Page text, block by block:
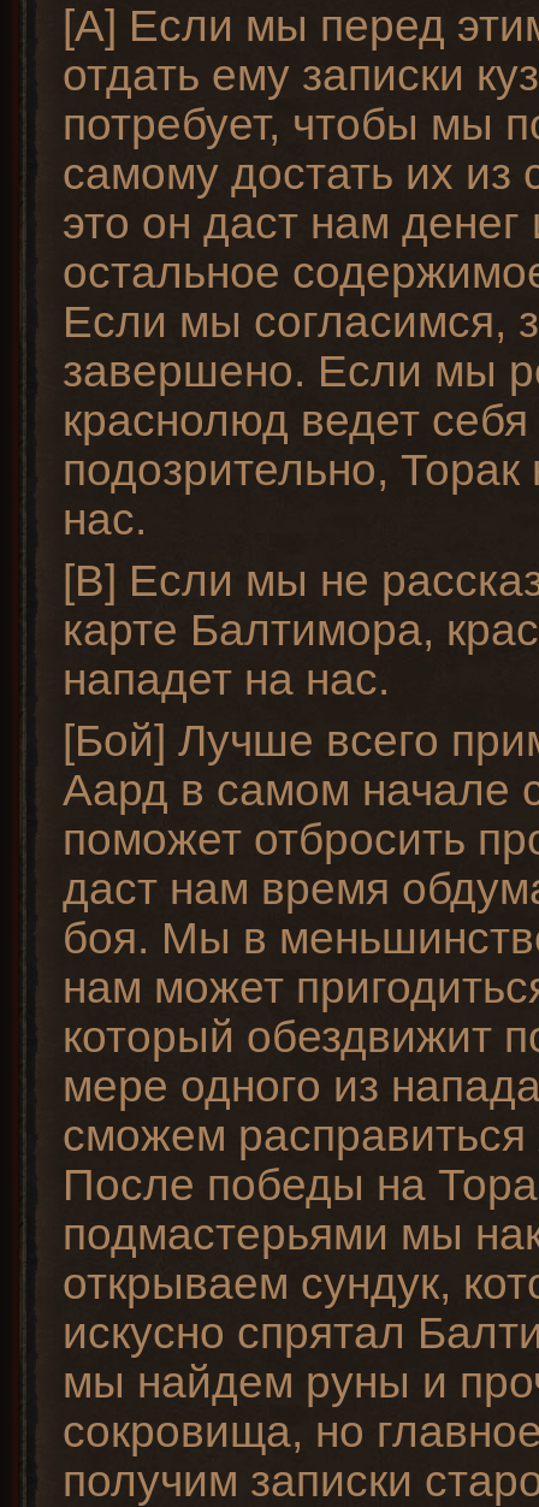
[A] Если мы перед
отдать ему записки
потребует, чтобы мы
самому достать их из
это он даст нам денег
остальное
Если мы согласимся,
завершено. Если мы
краснолюд ведет себя
подозрительно, Торак
нас.
[B] Если мы не
карте Балтимора,
нападет на нас.
[Бой] Лучше всего
Аард в самом начале
поможет отбросить
даст нам время
боя. Мы в
нам может
который обездвижит
мере одного из
сможем
После победы на
подмастерьями мы
открываем сундук,
искусно спрятал
мы найдем руны и
сокровища, но
получим записки